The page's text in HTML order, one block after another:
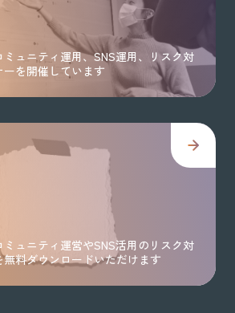
ュニティ運用、SNS運用、リスク対
を開催しています
ュニティ運営やSNS活用のリスク対
料ダウンロードいただけます